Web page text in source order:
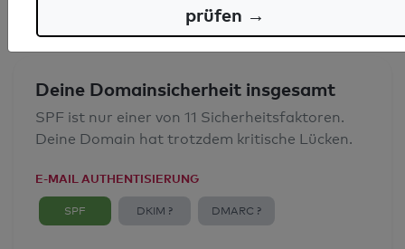
Deine Domainsicherheit insgesamt
SPF ist nur einer von 11 Sicherheitsfaktoren.
Deine Domain hat trotzdem kritische Lücken.
E-MAIL AUTHENTISIERUNG
SPF DKIM ? DMARC ?
prüfen →